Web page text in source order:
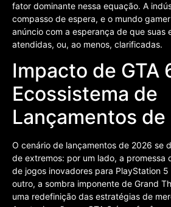
fator dominante nessa equação. A
compasso de espera, e o mundo
anúncio com a esperança de que suas
atendidas, ou, ao menos, clarificadas.
Impacto de GTA
Ecossistema de
Lançamentos
O cenário de lançamentos de 2026 se
de extremos: por um lado, a promessa
de jogos inovadores para PlayStation
outro, a sombra imponente de Grand
uma redefinição das estratégias de